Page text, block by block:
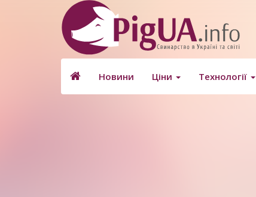
Новини Ціни Технології